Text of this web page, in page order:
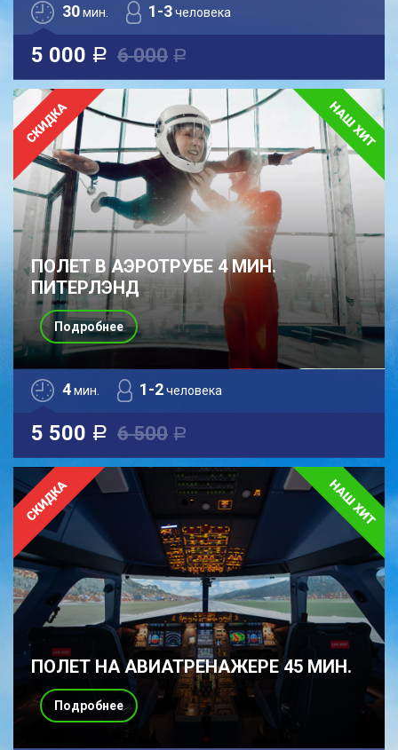
30мин. 1-3человека
5 000 a 6 000 a
ПОЛЕТ В АЭРОТРУБЕ 4 МИН.
ПИТЕРЛЭНД
4мин. 1-2человека
5 500 a 6 500 a
Подробнее
ПОЛЕТ НА АВИАТРЕНАЖЕРЕ 45 МИН.
Подробнее